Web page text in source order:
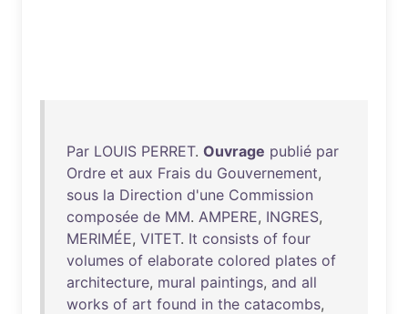
Par LOUIS PERRET. Ouvrage publié par
Ordre et aux Frais du Gouvernement,
sous la Direction d'une Commission
composée de MM. AMPERE, INGRES,
MERIMÉE, VITET. It consists of four
volumes of elaborate colored plates of
architecture, mural paintings, and all
works of art found in the catacombs,